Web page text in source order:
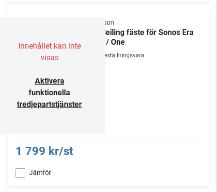
Innehållet kan inte
visas
Aktivera
funktionella
tredjepartstjänster
Flexson
In-Ceiling fäste för Sonos Era
100 / One
Beställningsvara
1 799 kr/st
Jämför